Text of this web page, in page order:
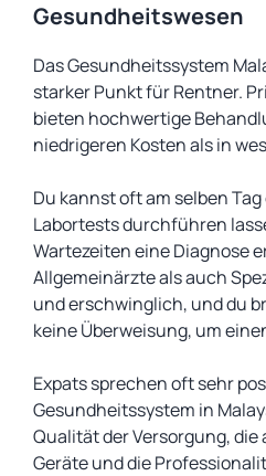
Gesundheitswesen
Das Gesundheitssystem
starker Punkt für Rentner.
bieten hochwertige
niedrigeren Kosten als in
Du kannst oft am selben
Labortests durchführen
Wartezeiten eine Diagnose
Allgemeinärzte als auch
und erschwinglich, und du
keine Überweisung, um
Expats sprechen oft sehr
Gesundheitssystem in
Qualität der Versorgung,
Geräte und die